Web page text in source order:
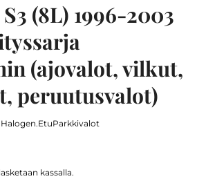
(8L) 1996-2003
(ajovalot, vilkut,
peruutusvalot)
lasketaan kassalla.